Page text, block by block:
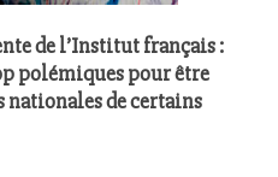
de l’Institut français :
polémiques pour être
de certains